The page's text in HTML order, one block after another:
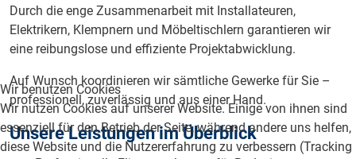
Durch die enge Zusammenarbeit mit Installateuren,
Elektrikern, Klempnern und Möbeltischlern garantieren wir
eine reibungslose und effiziente Projektabwicklung.
Auf Wunsch koordinieren wir sämtliche Gewerke für Sie –
professionell, zuverlässig und aus einer Hand.
Unsere Leistungen im Überblick
Wir benutzen Cookies
Wir nutzen Cookies auf unserer Website. Einige von ihnen sind
essenziell für den Betrieb der Seite, während andere uns helfen,
diese Website und die Nutzererfahrung zu verbessern (Tracking